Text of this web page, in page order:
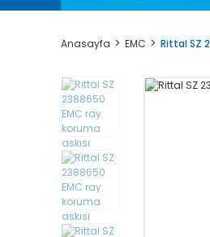
Anasayfa EMC Rittal SZ